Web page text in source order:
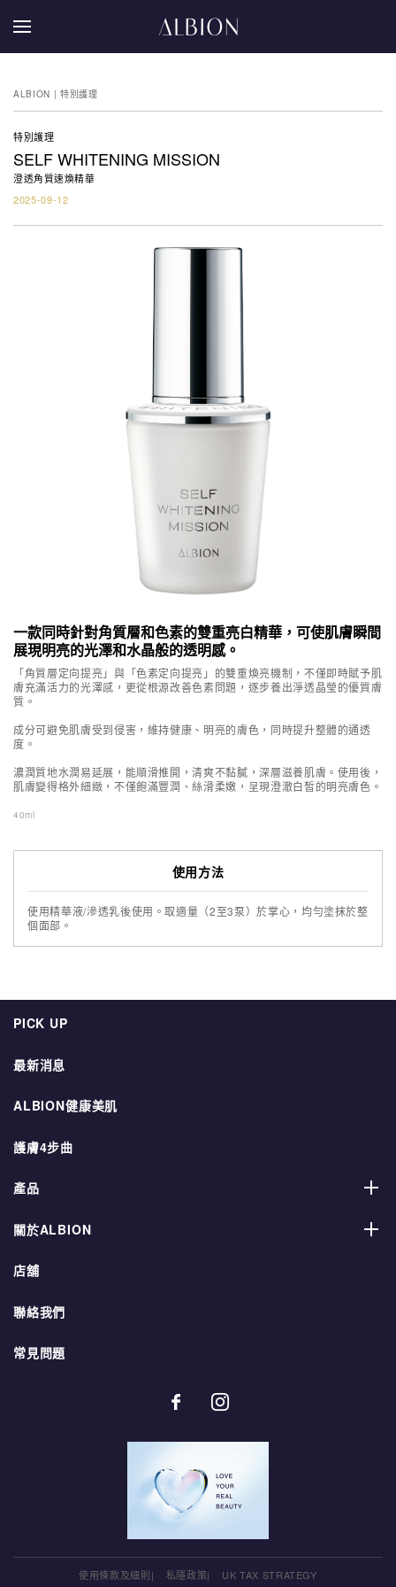
ALBION | 特別護理
特別護理
SELF WHITENING MISSION
澄透角質速煥精華
2025-09-12
一款同時針對角質層和色素的雙重亮白精華，可使肌膚瞬間
展現明亮的光澤和水晶般的透明感。
「角質層定向提亮」與「色素定向提亮」的雙重煥亮機制，不僅即時賦予肌
膚充滿活力的光澤感，更從根源改善色素問題，逐步養出淨透晶瑩的優質膚
質。
成分可避免肌膚受到侵害，維持健康、明亮的膚色，同時提升整體的通透
度。
濃潤質地水潤易延展，能順滑推開，清爽不黏膩，深層滋養肌膚。使用後，
肌膚變得格外細緻，不僅飽滿豐潤、絲滑柔嫩，呈現澄澈白皙的明亮膚色。
40ml
使用方法
使用精華液/滲透乳後使用。取適量（2至3泵）於掌心，均勻塗抹於整
個面部。
PICK UP
最新消息
ALBION健康美肌
護膚4步曲
產品
關於ALBION
店舖
聯絡我們
常見問題
使用條款及細則 私隱政策 UK TAX STRATEGY